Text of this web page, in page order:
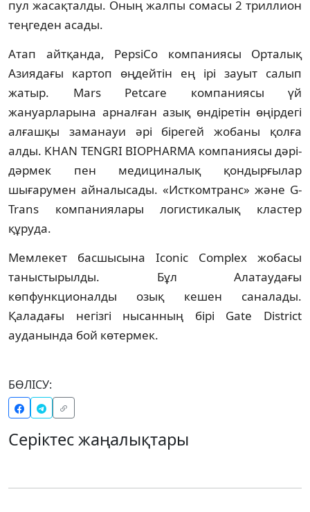
пул жасақталды. Оның жалпы сомасы 2 триллион
теңгеден асады.
Атап айтқанда, PepsiCo компаниясы Орталық
Азиядағы картоп өңдейтін ең ірі зауыт салып
жатыр. Mars Petcare компаниясы үй
жануарларына арналған азық өндіретін өңірдегі
алғашқы заманауи әрі бірегей жобаны қолға
алды. KHAN TENGRI BIOPHARMA компаниясы дәрі-
дәрмек пен медициналық қондырғылар
шығарумен айналысады. «Исткомтранс» және G-
Trans компаниялары логистикалық кластер
құруда.
Мемлекет басшысына Iconic Complex жобасы
таныстырылды. Бұл Алатаудағы
көпфункционалды озық кешен саналады.
Қаладағы негізгі нысанның бірі Gate District
ауданында бой көтермек.
БӨЛІСУ:
Серіктес жаңалықтары